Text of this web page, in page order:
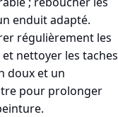
enduit adapté.
régulièrement les
nettoyer les taches
doux et un
pour prolonger